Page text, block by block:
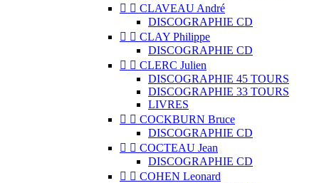
  CLAVEAU André
DISCOGRAPHIE CD
  CLAY Philippe
DISCOGRAPHIE CD
  CLERC Julien
DISCOGRAPHIE 45 TOURS
DISCOGRAPHIE 33 TOURS
LIVRES
  COCKBURN Bruce
DISCOGRAPHIE CD
  COCTEAU Jean
DISCOGRAPHIE CD
  COHEN Leonard